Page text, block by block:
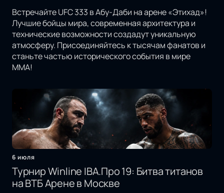
Встречайте UFC 333 в Абу-Даби на арене «Этихад»!
Лучшие бойцы мира, современная архитектура и
технические возможности создадут уникальную
атмосферу. Присоединяйтесь к тысячам фанатов и
станьте частью исторического события в мире
MMA!
6 июля
Турнир Winline IBA.Про 19: Битва титанов
на ВТБ Арене в Москве